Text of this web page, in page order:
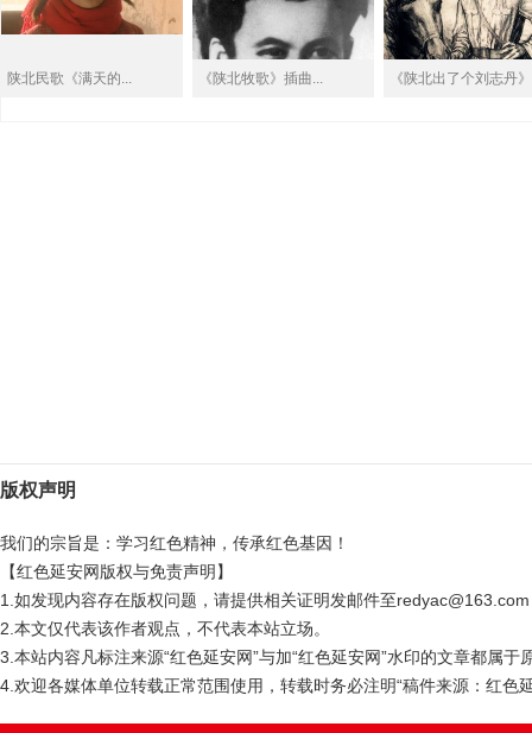
陕北民歌《满天的... 《陕北牧歌》插曲... 《陕北出了个刘志丹》
版权声明
我们的宗旨是：学习红色精神，传承红色基因！
【红色延安网版权与免责声明】
1.如发现内容存在版权问题，请提供相关证明发邮件至
2.本文仅代表该作者观点，不代表本站立场。
3.本站内容凡标注来源“红色延安网”与加“红色延安网”水印的文章都属
4.欢迎各媒体单位转载正常范围使用，转载时务必注明“稿件来源：红色